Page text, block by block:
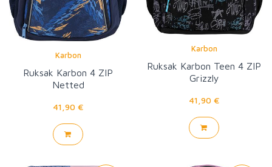
Karbon
Ruksak Karbon 4 ZIP
Netted
41,90 €
Karbon
Ruksak Karbon Teen 4 ZIP
Grizzly
41,90 €